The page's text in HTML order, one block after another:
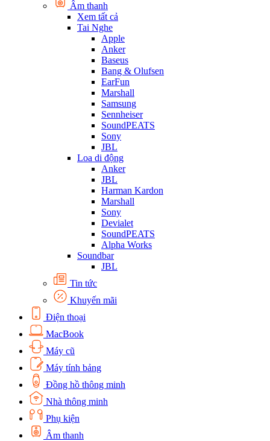
Âm thanh
Xem tất cả
Tai Nghe
Apple
Anker
Baseus
Bang & Olufsen
EarFun
Marshall
Samsung
Sennheiser
SoundPEATS
Sony
JBL
Loa di động
Anker
JBL
Harman Kardon
Marshall
Sony
Devialet
SoundPEATS
Alpha Works
Soundbar
JBL
Tin tức
Khuyến mãi
Điện thoại
MacBook
Máy cũ
Máy tính bảng
Đồng hồ thông minh
Nhà thông minh
Phụ kiện
Âm thanh